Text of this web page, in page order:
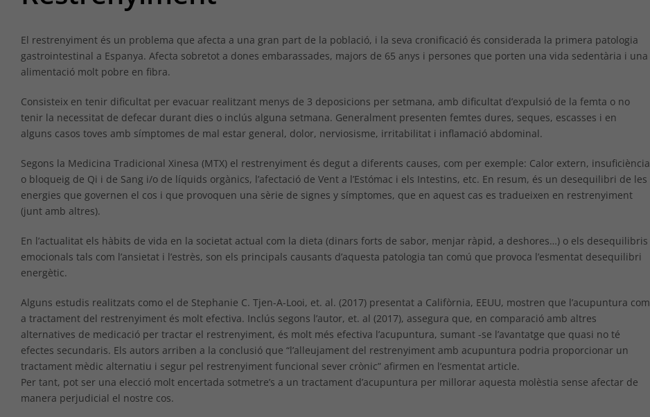
El restrenyiment és un problema que afecta a una gran part de la població, i la seva cronificació és considerada la primera patologia
gastrointestinal a Espanya. Afecta sobretot a dones embarassades, majors de 65 anys i persones que porten una vida sedentària i una
alimentació molt pobre en fibra.
Consisteix en tenir dificultat per evacuar realitzant menys de 3 deposicions per setmana, amb dificultat d’expulsió de la femta o no
tenir la necessitat de defecar durant dies o inclús alguna setmana. Generalment presenten femtes dures, seques, escasses i en
alguns casos toves amb símptomes de mal estar general, dolor, nerviosisme, irritabilitat i inflamació abdominal.
Segons la Medicina Tradicional Xinesa (MTX) el restrenyiment és degut a diferents causes, com per exemple: Calor extern, insuficiència
o bloqueig de Qi i de Sang i/o de líquids orgànics, l’afectació de Vent a l’Estómac i els Intestins, etc. En resum, és un desequilibri de les
energies que governen el cos i que provoquen una sèrie de signes y símptomes, que en aquest cas es tradueixen en restrenyiment
(junt amb altres).
En l’actualitat els hàbits de vida en la societat actual com la dieta (dinars forts de sabor, menjar ràpid, a deshores…) o els desequilibris
emocionals tals com l’ansietat i l’estrès, son els principals causants d’aquesta patologia tan comú que provoca l’esmentat desequilibri
energètic.
Alguns estudis realitzats como el de Stephanie C. Tjen-A-Looi, et. al. (2017) presentat a Califòrnia, EEUU, mostren que l’acupuntura com
a tractament del restrenyiment és molt efectiva. Inclús segons l’autor, et. al (2017), assegura que, en comparació amb altres
alternatives de medicació per tractar el restrenyiment, és molt més efectiva l’acupuntura, sumant -se l’avantatge que quasi no té
efectes secundaris. Els autors arriben a la conclusió que “l’alleujament del restrenyiment amb acupuntura podria proporcionar un
tractament mèdic alternatiu i segur pel restrenyiment funcional sever crònic” afirmen en l’esmentat article.
Per tant, pot ser una elecció molt encertada sotmetre’s a un tractament d’acupuntura per millorar aquesta molèstia sense afectar de
manera perjudicial el nostre cos.